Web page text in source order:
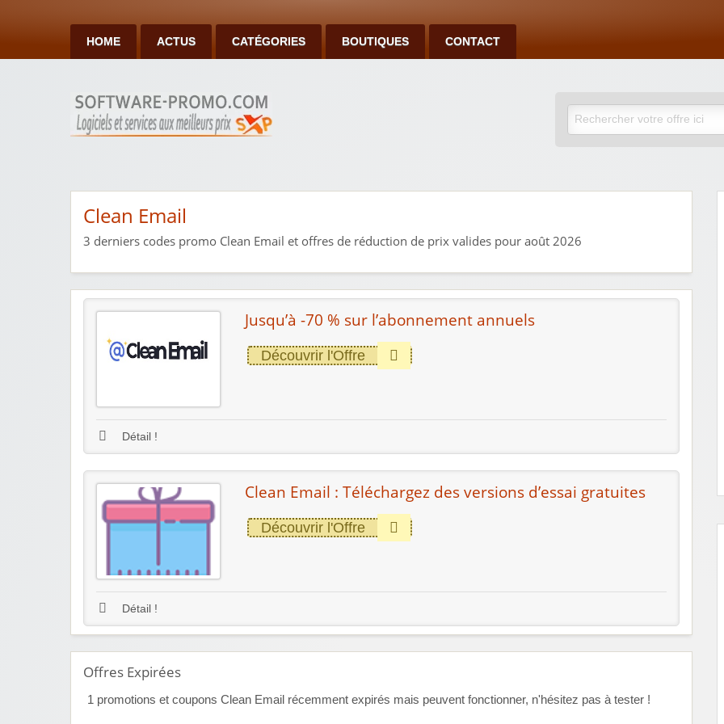
HOME ACTUS CATÉGORIES BOUTIQUES CONTACT
Clean Email
3 derniers codes promo Clean Email et offres de réduction de prix valides pour août 2026
Jusqu’à -70 % sur l’abonnement annuels
Découvrir l'Offre
Détail !
Clean Email : Téléchargez des versions d’essai gratuites
Découvrir l'Offre
Détail !
Offres Expirées
1 promotions et coupons Clean Email récemment expirés mais peuvent fonctionner, n'hésitez pas à tester !